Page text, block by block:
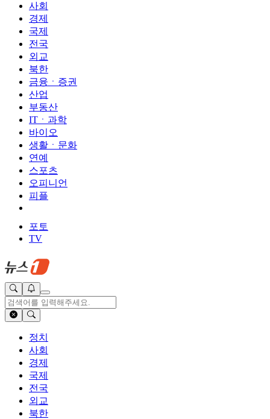
사회
경제
국제
전국
외교
북한
금융ㆍ증권
산업
부동산
ITㆍ과학
바이오
생활ㆍ문화
연예
스포츠
오피니언
피플
포토
TV
정치
사회
경제
국제
전국
외교
북한